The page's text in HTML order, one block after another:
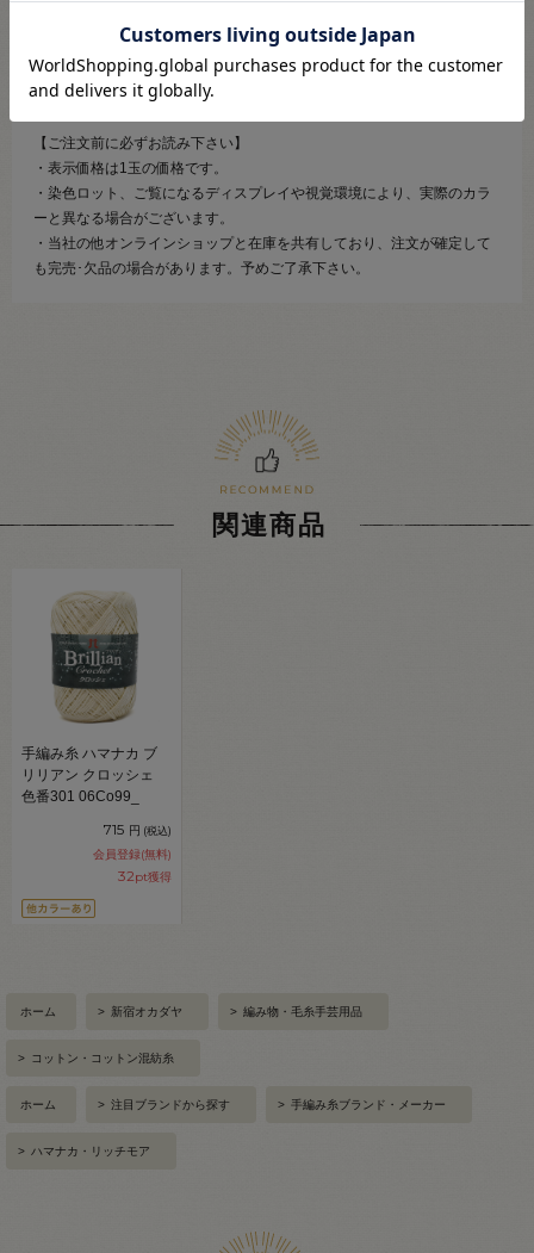
メリヤスのシンプル作品から地模様セーター、リリヤンの糸形状を活か
したドライブ編みなどあらゆる手法の作品に最適です。
【ご注文前に必ずお読み下さい】
・表示価格は1玉の価格です。
・染色ロット、ご覧になるディスプレイや視覚環境により、実際のカラ
ーと異なる場合がございます。
・当社の他オンラインショップと在庫を共有しており、注文が確定して
も完売･欠品の場合があります。予めご了承下さい。
関連商品
手編み糸 ハマナカ ブ
リリアン クロッシェ
色番301 06Co99_
715 円 (税込)
会員登録(無料)
32pt獲得
ホーム > 新宿オカダヤ > 編み物・毛糸手芸用品
> コットン・コットン混紡糸
ホーム > 注目ブランドから探す > 手編み糸ブランド・メーカー
> ハマナカ・リッチモア